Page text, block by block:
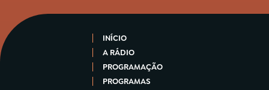
INÍCIO
A RÁDIO
PROGRAMAÇÃO
PROGRAMAS